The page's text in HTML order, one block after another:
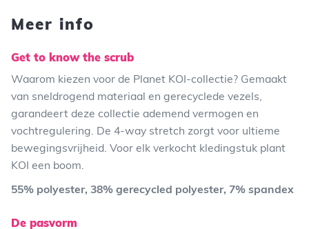
Meer info
Get to know the scrub
Waarom kiezen voor de Planet KOI-collectie? Gemaakt
van sneldrogend materiaal en gerecyclede vezels,
garandeert deze collectie ademend vermogen en
vochtregulering. De 4-way stretch zorgt voor ultieme
bewegingsvrijheid. Voor elk verkocht kledingstuk plant
KOI een boom.
55% polyester, 38% gerecycled polyester, 7% spandex
De pasvorm